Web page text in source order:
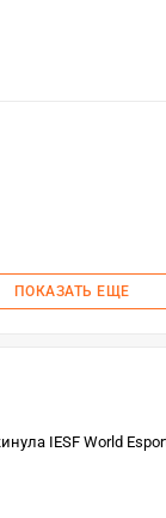
ПОКАЗАТЬ ЕЩЕ
IESF World